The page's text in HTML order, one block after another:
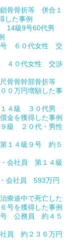
鎖骨骨折等 併合１
した事例
14級9号60代男
号 ６０代女性 交
４０代女性 交渉
尺骨骨幹部骨折等
０万円増額した事
１４級 ３０代男
金を獲得した事例
９級 ２０代・男性
１４級９号 約５
会社員 第１４級
会社員 593万円
療途中で死亡した
号を獲得した事例
号 公務員 約４５
員 約２３６万円